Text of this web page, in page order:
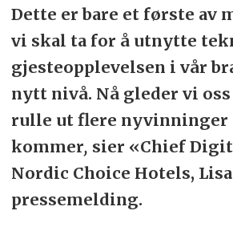
Dette er bare et første av
vi skal ta for å utnytte
gjesteopplevelsen i vår
nytt nivå. Nå gleder vi
rulle ut flere nyvinninger
kommer, sier «Chief
Nordic Choice Hotels,
pressemelding.